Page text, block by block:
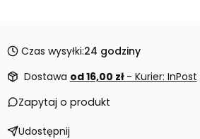
Czas wysyłki:24 godziny
Dostawa od 16,00 zł - Kurier: InPost
Zapytaj o produkt
Udostępnij